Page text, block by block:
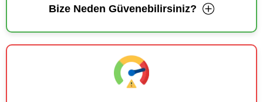
Bize Neden Güvenebilirsiniz?